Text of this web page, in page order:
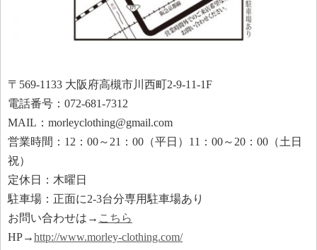
〒569-1133 大阪府高槻市川西町2-9-11-1F
電話番号：072-681-7312
MAIL：morleyclothing@gmail.com
営業時間：12：00～21：00（平日）11：00～20：00（土日
祝）
定休日：木曜日
駐車場：正面に2-3台分専用駐車場あり
お問い合わせは→ こちら
HP→http://www.morley-clothing.com/